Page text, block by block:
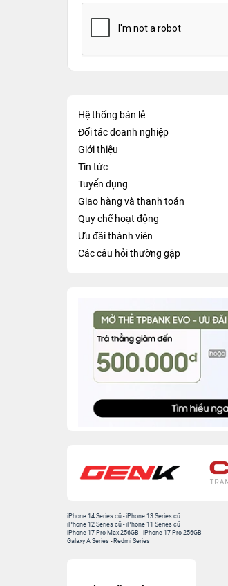
Hệ thống bán lẻ
Đối tác doanh nghiệp
Giới thiệu
Tin tức
Tuyển dụng
Giao hàng và thanh toán
Quy chế hoạt động
Ưu đãi thành viên
Các câu hỏi thường gặp
iPhone 14 Series cũ -iPhone 13 Series cũ
iPhone 12 Series cũ -iPhone 11 Series cũ
iPhone 17 Pro Max 256GB -iPhone 17 Pro 256GB
Galaxy A Series - Redmi Series